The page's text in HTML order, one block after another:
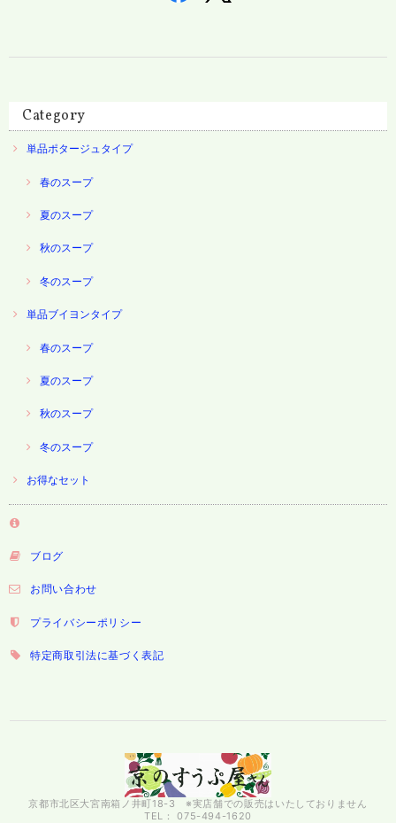
Category
単品ポタージュタイプ
春のスープ
夏のスープ
秋のスープ
冬のスープ
単品ブイヨンタイプ
春のスープ
夏のスープ
秋のスープ
冬のスープ
お得なセット
ブログ
お問い合わせ
プライバシーポリシー
特定商取引法に基づく表記
京都市北区大宮南箱ノ井町18-3 ※実店舗での販売はいたしておりません
TEL： 075-494-1620